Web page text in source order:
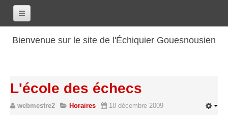
Bienvenue sur le site de l'Échiquier Gouesnousien
Les renseignements
Les coordonnées
L'école des échecs
webmestre2 Horaires 18 décembre 2009